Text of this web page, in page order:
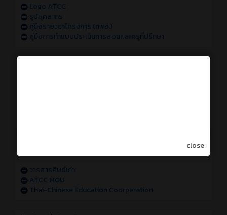
Logo ATCC
รูปบุคลากร
คู่มือรายวิชาโครงการ (ทพอ.)
คู่มือการทำแบบประเมินการสอนและครูที่ปรึกษา
วารสารศิษย์เก่า
ATCC MOU
Thai-Chinese Education Coorperation
close